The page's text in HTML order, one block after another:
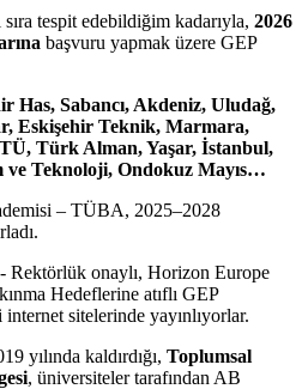
tespit edebildiğim kadarıyla, 2026
başvuru yapmak üzere GEP
Has, Sabancı, Akdeniz, Uludağ,
Eskişehir Teknik, Marmara,
Türk Alman, Yaşar, İstanbul,
Teknoloji, Ondokuz Mayıs…
– TÜBA, 2025–2028
Rektörlük onaylı, Horizon Europe
Hedeflerine atıflı GEP
sitelerinde yayınlıyorlar.
yılında kaldırdığı, Toplumsal
, üniversiteler tarafından AB